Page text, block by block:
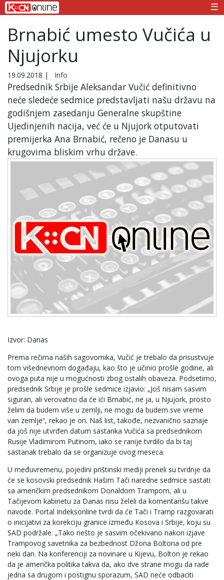
☰
Brnabić umesto Vučića u
Njujorku
19.09.2018 | Info
Predsednik Srbije Aleksandar Vučić definitivno
neće sledeće sedmice predstavljati našu državu na
godišnjem zasedanju Generalne skupštine
Ujedinjenih nacija, već će u Njujork otputovati
premijerka Ana Brnabić, rečeno je Danasu u
krugovima bliskim vrhu države.
Izvor: Danas
Prema rečima naših sagovornika, Vučić je trebalo da prisustvuje
tom višednevnom događaju, kao što je učinio prošle godine, ali
ovoga puta nije u mogućnosti zbog ostalih obaveza. Podsetimo,
predsednik Srbije je prošle sedmice izjavio: „Još nisam sasvim
siguran, ali verovatno da će ići Brnabić, ne ja, u Njujork, prosto
želim da budem više u zemlji, ne mogu da budem sve vreme
van zemlje“, rekao je on. Naš list, takođe, nezvanično saznaje
da još nije utvrđen datum sastanka Vučića sa predsednikom
Rusije Vladimirom Putinom, iako se ranije tvrdilo da bi taj
sastanak trebalo da se organizuje ovog meseca.
U međuvremenu, pojedini prištinski mediji preneli su tvrdnje da
će se kosovski predsednik Hašim Tači naredne sedmice sastati
sa američkim predsednikom Donaldom Trampom, ali u
Tačijevom kabinetu za Danas nisu želeli da komentarišu takve
navode. Portal Indeksonline tvrdi da će Tači i Tramp razgovarati
o inicijativi za korekciju granice između Kosova i Srbije, koju su
SAD podržale. „Tako nešto je sasvim očekivano nakon izjave
Trampovog savetnika za bezbednost Džona Boltona od pre
neki dan. Na konferenciji za novinare u Kijevu, Bolton je rekao
da je američka politika takva da, ako dve strane mogu da rade
jedna sa drugom i postignu sporazum, SAD neće odbaciti